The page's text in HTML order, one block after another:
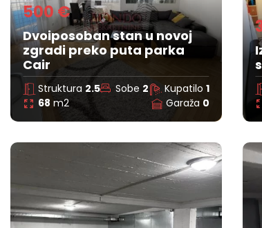
500 €
Dvoiposoban stan u novoj
zgradi preko puta parka
Cair
Struktura 2.5 Sobe 2 Kupatilo 1
68 m2 Garaža 0